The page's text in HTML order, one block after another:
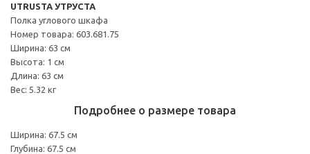
UTRUSTA УТРУСТА
Полка углового шкафа
Номер товара: 603.681.75
Ширина: 63 см
Высота: 1 см
Длина: 63 см
Вес: 5.32 кг
Подробнее о размере товара
Ширина: 67.5 см
Глубина: 67.5 см